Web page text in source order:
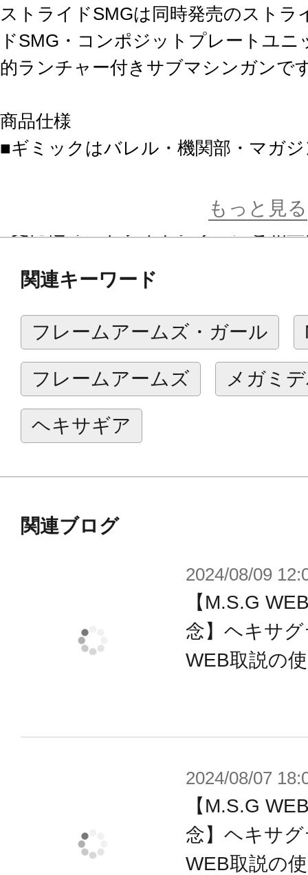
ストライドSMGは同時発売のスト
ドSMG・コンポジットプレートユ
的ランチャー付きサブマシンガンで
商品仕様
■ギミックはバレル・機関部・マガ
ンモードに組み換える事ができます
アームズ」第一弾のレイルヴァース
同月発売のストライドライフル・コ
ト01とデザインを揃えて装備する事
付属品
■多目的ランチャー×1
※本製品は再生産です。
※画像は試作品です。実際の商品と
もっと見る
関連キーワード
フレームアームズ・ガール
フレームアームズ メガミ
ヘキサギア
関連ブログ
2024/08/09
【M.S.G
念】ヘキサ
WEB取説の
2024/08/07
【M.S.G
念】ヘキサ
WEB取説の